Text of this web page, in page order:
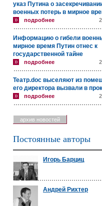
указ Путина о
военных потерь в мирное
подробнее
Информацию о гибели
мирное время Путин отнес к
государственной тайне
подробнее
Театр.doc выселяют из
его директора вызвали в
подробнее
архив новостей
Постоянные авторы
Игорь Барциц
Андрей Рихтер